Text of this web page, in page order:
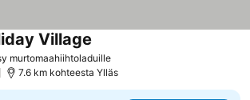
murtomaahiihtoladuille
Village
7.6 km kohteesta Ylläs